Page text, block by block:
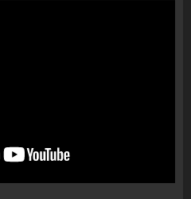
Instituti i
temperaturat
39°C